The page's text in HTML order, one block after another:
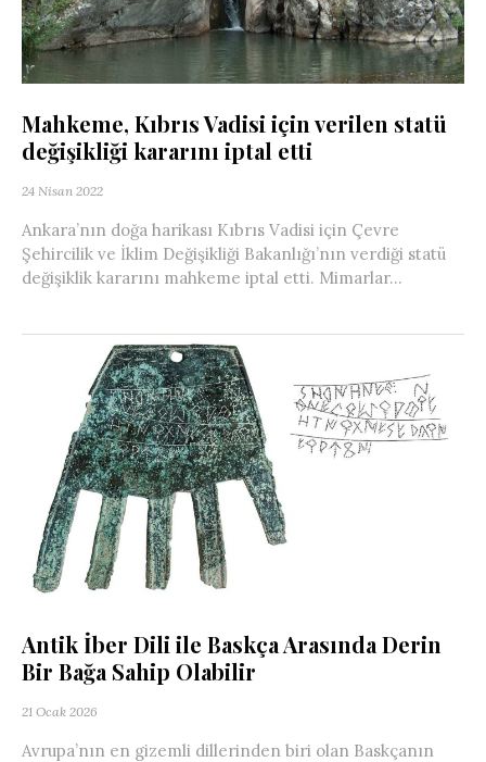
Mahkeme, Kıbrıs Vadisi için verilen statü
değişikliği kararını iptal etti
24 Nisan 2022
Ankara’nın doğa harikası Kıbrıs Vadisi için Çevre
Şehircilik ve İklim Değişikliği Bakanlığı’nın verdiği statü
değişiklik kararını mahkeme iptal etti. Mimarlar...
Antik İber Dili ile Baskça Arasında Derin
Bir Bağa Sahip Olabilir
21 Ocak 2026
Avrupa’nın en gizemli dillerinden biri olan Baskçanın